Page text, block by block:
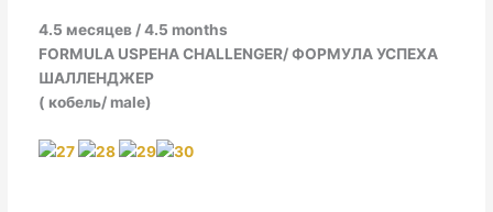
4.5 месяцев / 4.5 months
FORMULA USPEHA CHALLENGER/ ФОРМУЛА УСПЕХА
ШАЛЛЕНДЖЕР
( кобель/ male)